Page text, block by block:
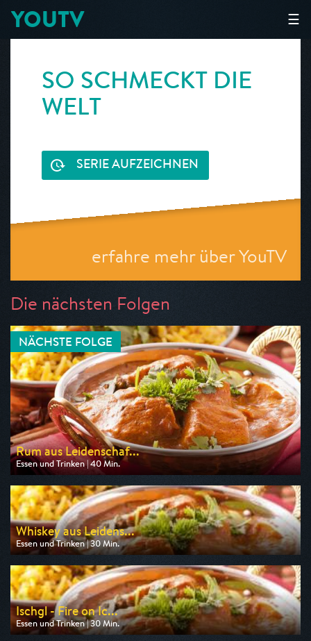
☰
YOUTV
SO SCHMECKT DIE
WELT
SERIE AUFZEICHNEN
erfahre mehr über YouTV
Die nächsten Folgen
NÄCHSTE FOLGE
Rum aus Leidenschaf...
Essen und Trinken | 40 Min.
Ausgestrahlt von Anixe Plus
am 09.08.2026, 14:40
Whiskey aus Leidens...
Essen und Trinken | 30 Min.
Ausgestrahlt von Anixe Plus
am 10.08.2026, 10:50
Ischgl - Fire on Ic...
Essen und Trinken | 30 Min.
Ausgestrahlt von Anixe Plus